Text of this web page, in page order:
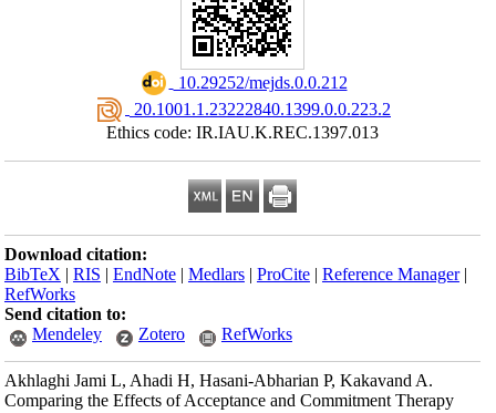
‎ 10.29252/mejds.0.0.212
‎ 20.1001.1.23222840.1399.0.0.223.2
Ethics code: IR.IAU.K.REC.1397.013
Download citation:
BibTeX |RIS |EndNote |Medlars |ProCite |Reference Manager
RefWorks
Send citation to:
Mendeley
Zotero RefWorks
Akhlaghi Jami L, Ahadi H, Hasani-Abharian P, Kakavand A.
Comparing the Effects of Acceptance and Commitment Therapy